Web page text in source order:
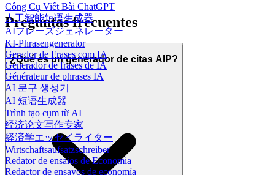
Công Cụ Viết Bài ChatGPT
人工智能短语生成器
AIフレーズジェネレーター
KI-Phrasengenerator
Gerador de Frases com IA
Generador de frases de IA
Générateur de phrases IA
AI 문구 생성기
AI 短语生成器
Trình tạo cụm từ AI
经济论文写作专家
経済学エッセイライター
Wirtschaftsaufsatzschreiber
Redator de ensaios de Economia
Redactor de ensayos de economía
Preguntas frecuentes
¿Qué es un generador de citas AIP?